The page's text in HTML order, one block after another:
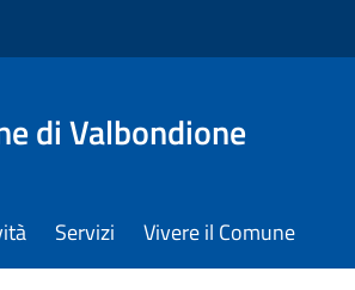
di Valbondione
Servizi Vivere il Comune